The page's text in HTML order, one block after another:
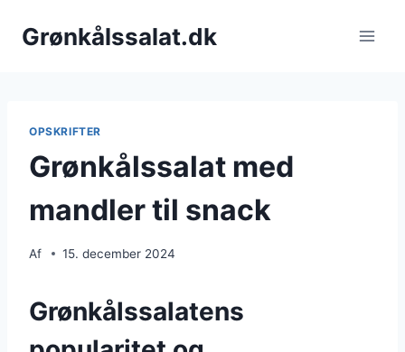
Grønkålssalat.dk
OPSKRIFTER
Grønkålssalat med
mandler til snack
Af 15. december 2024
Grønkålssalatens